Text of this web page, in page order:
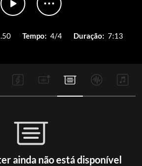
Tempo: 4/4 Duração: 7:13
ainda não está disponível